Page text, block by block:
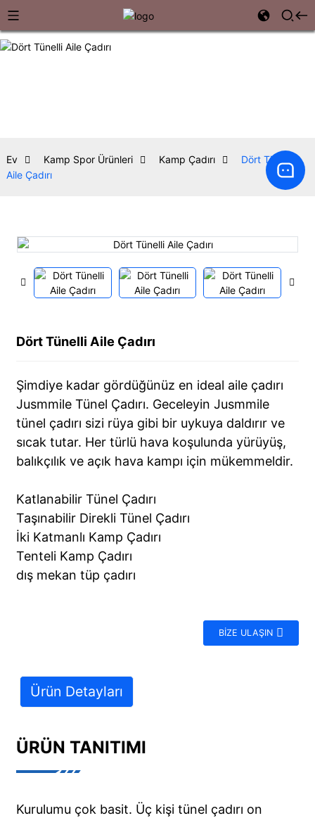
Ev Kamp Spor Ürünleri Kamp Çadırı
Dört Tünelli
Aile Çadırı
Dört Tünelli Aile Çadırı
Şimdiye kadar gördüğünüz en ideal aile çadırı
Jusmmile Tünel Çadırı. Geceleyin Jusmmile
tünel çadırı sizi rüya gibi bir uykuya daldırır ve
sıcak tutar. Her türlü hava koşulunda yürüyüş,
balıkçılık ve açık hava kampı için mükemmeldir.
Katlanabilir Tünel Çadırı
Taşınabilir Direkli Tünel Çadırı
İki Katmanlı Kamp Çadırı
Tenteli Kamp Çadırı
dış mekan tüp çadırı
BIZE ULAŞIN
Ürün Detayları
ÜRÜN TANITIMI
Kurulumu çok basit. Üç kişi tünel çadırı on